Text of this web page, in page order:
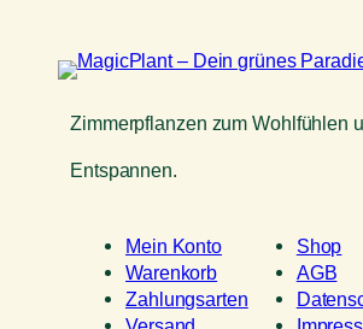
Zimmerpflanzen zum Wohlfühlen
Entspannen.
Mein Konto
Warenkorb
Zahlungsarten
Shop
AGB